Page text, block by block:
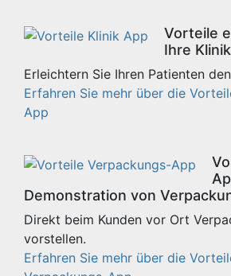
Vorteile
Ihre Klinik
Erleichtern Sie Ihren Patienten
Erfahren Sie mehr über die
App
Demonstration von
Direkt beim Kunden vor Ort
vorstellen.
Erfahren Sie mehr über die